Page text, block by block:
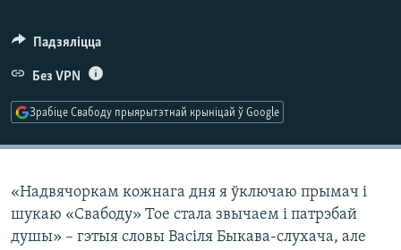
КАЛЯНДАР
НА ХВАЛЯХ СВАБОДЫ
Падзяліцца
Без VPN
Зрабіце Свабоду прыярытэтнай крыніцай ў Google
«Надвячоркам кожнага дня я ўключаю прымач і
шукаю «Свабоду» Тое стала звычаем і патрэбай
душы» – гэтыя словы Васіля Быкава-слухача, але